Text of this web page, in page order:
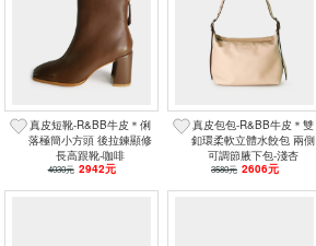
真皮短靴-R&BB牛皮＊俐
落極簡小方頭 後拉鍊顯修
長高跟靴-咖啡
4030元 2942元
真皮包包-R&BB牛皮＊雙
釦環柔軟立體水餃包 兩側
可調節腋下包-淺杏
3580元 2606元